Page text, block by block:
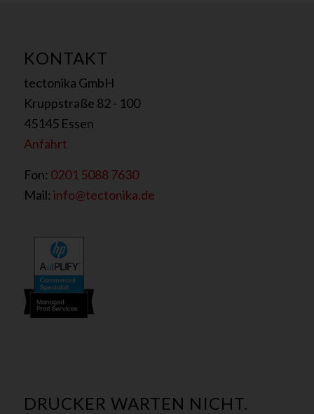
KONTAKT
tectonika GmbH
Kruppstraße 82 - 100
45145 Essen
Anfahrt
Fon: 0201 5088 7630
Mail: info@tectonika.de
DRUCKER WARTEN NICHT.